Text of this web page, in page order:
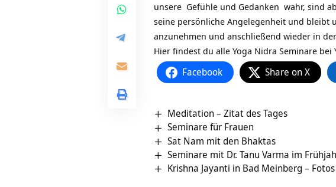
unsere Gefühle und Gedanken wahr, sind
seine persönliche Angelegenheit und bleibt
anzunehmen und anschließend wieder in
Hier findest du alle Yoga Nidra Seminare bei
Facebook Share on X
Meditation – Zitat des Tages
Seminare für Frauen
Sat Nam mit den Bhaktas
Seminare mit Dr. Tanu Varma im
Krishna Jayanti in Bad Meinberg – Fotos